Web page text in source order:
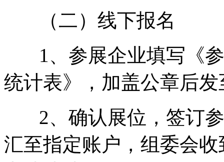
（二）线下报名
1、参展企业填写《参
统计表》，加盖公章后发
2、确认展位，签订参
汇至指定账户，组委会